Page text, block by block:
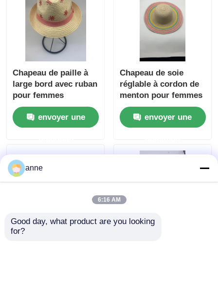
Chapeau de paille à
large bord avec ruban
pour femmes
envoyer une
Chapeau de soie
réglable à cordon de
menton pour femmes
envoyer une
anne
6:16 AM
Good day, what product are you looking
for?